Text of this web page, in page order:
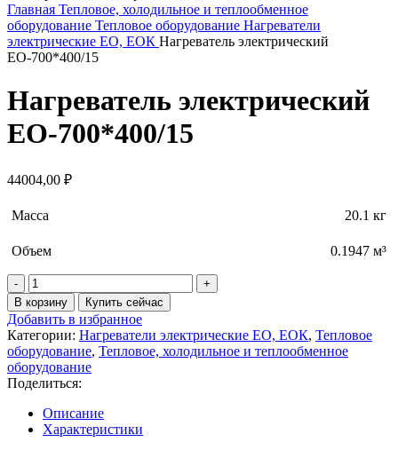
Главная Тепловое, холодильное и теплообменное
оборудование Тепловое оборудование Нагреватели
электрические ЕО, ЕОК Нагреватель электрический
ЕО-700*400/15
Нагреватель электрический
ЕО-700*400/15
44004,00 ₽
Масса 20.1 кг
Объем 0.1947 м³
В корзину Купить сейчас
Добавить в избранное
Категории: Нагреватели электрические ЕО, ЕОК, Тепловое
оборудование, Тепловое, холодильное и теплообменное
оборудование
Поделиться:
Описание
Характеристики